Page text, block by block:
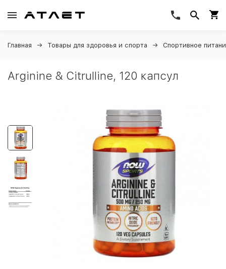
Главная Товары для здоровья и спорта Спортивное
Arginine & Citrulline, 120 капсул